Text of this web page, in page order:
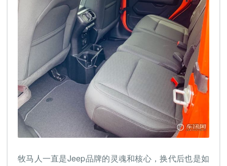
牧马人一直是Jeep品牌的灵魂和核心，换代后也是如